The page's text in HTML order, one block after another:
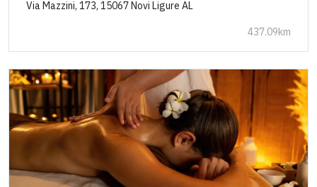
Via Mazzini, 173, 15067 Novi Ligure AL
437.09km